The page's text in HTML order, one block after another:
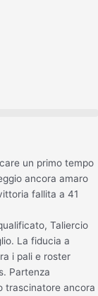
un primo tempo
ancora amaro
fallita a 41
Taliercio
La fiducia a
i pali e roster
Partenza
trascinatore ancora